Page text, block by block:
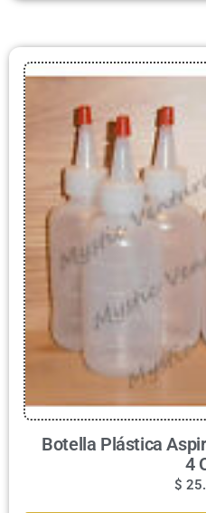
Botella Plástica
4
$